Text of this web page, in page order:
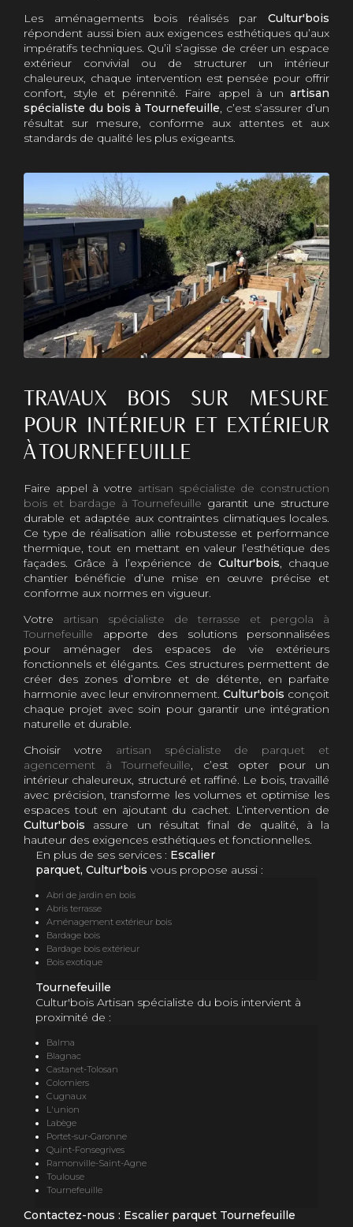
Les aménagements bois réalisés par Cultur'bois
répondent aussi bien aux exigences esthétiques qu’aux
impératifs techniques. Qu’il s’agisse de créer un espace
extérieur convivial ou de structurer un intérieur
chaleureux, chaque intervention est pensée pour offrir
confort, style et pérennité. Faire appel à un artisan
spécialiste du bois à Tournefeuille, c’est s’assurer d’un
résultat sur mesure, conforme aux attentes et aux
standards de qualité les plus exigeants.
TRAVAUX BOIS SUR MESURE
POUR INTÉRIEUR ET EXTÉRIEUR
À TOURNEFEUILLE
Faire appel à votre artisan spécialiste de construction
bois et bardage à Tournefeuille garantit une structure
durable et adaptée aux contraintes climatiques locales.
Ce type de réalisation allie robustesse et performance
thermique, tout en mettant en valeur l’esthétique des
façades. Grâce à l’expérience de Cultur'bois, chaque
chantier bénéficie d’une mise en œuvre précise et
conforme aux normes en vigueur.
Votre artisan spécialiste de terrasse et pergola à
Tournefeuille apporte des solutions personnalisées
pour aménager des espaces de vie extérieurs
fonctionnels et élégants. Ces structures permettent de
créer des zones d’ombre et de détente, en parfaite
harmonie avec leur environnement. Cultur'bois conçoit
chaque projet avec soin pour garantir une intégration
naturelle et durable.
Choisir votre artisan spécialiste de parquet et
agencement à Tournefeuille, c’est opter pour un
intérieur chaleureux, structuré et raffiné. Le bois, travaillé
avec précision, transforme les volumes et optimise les
espaces tout en ajoutant du cachet. L’intervention de
Cultur'bois assure un résultat final de qualité, à la
hauteur des exigences esthétiques et fonctionnelles.
En plus de ses services : Escalier
parquet, Cultur'bois vous propose aussi :
Abri de jardin en bois
Abris terrasse
Aménagement extérieur bois
Bardage bois
Bardage bois extérieur
Bois exotique
Tournefeuille
Cultur'bois Artisan spécialiste du bois intervient à
proximité de :
Balma
Blagnac
Castanet-Tolosan
Colomiers
Cugnaux
L'union
Labège
Portet-sur-Garonne
Quint-Fonsegrives
Ramonville-Saint-Agne
Toulouse
Tournefeuille
Contactez-nous : Escalier parquet Tournefeuille